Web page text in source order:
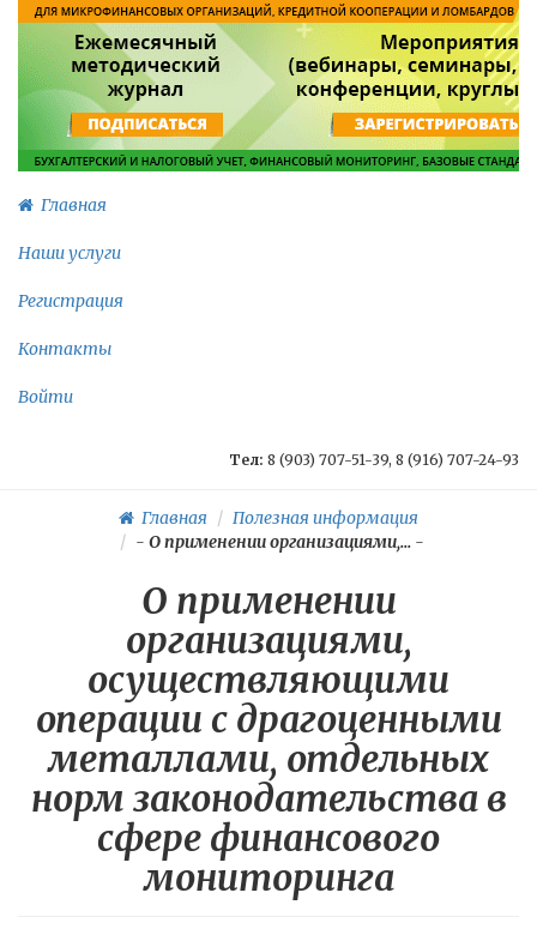
Главная
Наши услуги
Регистрация
Контакты
Войти
Тел: 8 (903) 707-51-39, 8 (916) 707-24-93
Главная
Полезная информация
- О применении организациями,...-
О применении
организациями,
осуществляющими
операции с драгоценными
металлами, отдельных
норм законодательства в
сфере финансового
мониторинга